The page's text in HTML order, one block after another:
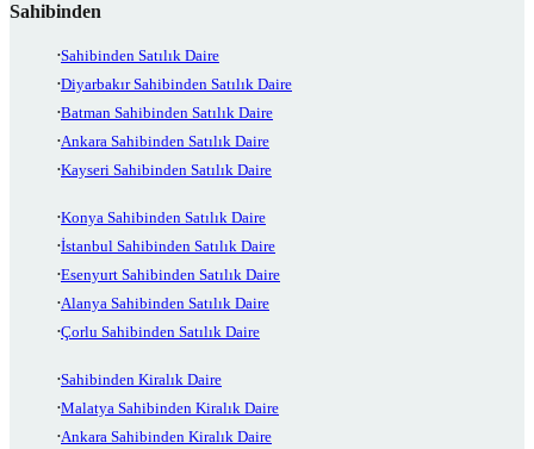
Sahibinden
Sahibinden Satılık Daire
Diyarbakır Sahibinden Satılık Daire
Batman Sahibinden Satılık Daire
Ankara Sahibinden Satılık Daire
Kayseri Sahibinden Satılık Daire
Konya Sahibinden Satılık Daire
İstanbul Sahibinden Satılık Daire
Esenyurt Sahibinden Satılık Daire
Alanya Sahibinden Satılık Daire
Çorlu Sahibinden Satılık Daire
Sahibinden Kiralık Daire
Malatya Sahibinden Kiralık Daire
Ankara Sahibinden Kiralık Daire